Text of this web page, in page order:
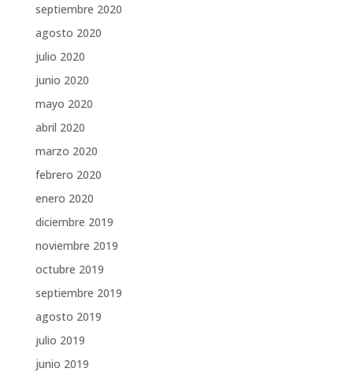
septiembre 2020
agosto 2020
julio 2020
junio 2020
mayo 2020
abril 2020
marzo 2020
febrero 2020
enero 2020
diciembre 2019
noviembre 2019
octubre 2019
septiembre 2019
agosto 2019
julio 2019
junio 2019